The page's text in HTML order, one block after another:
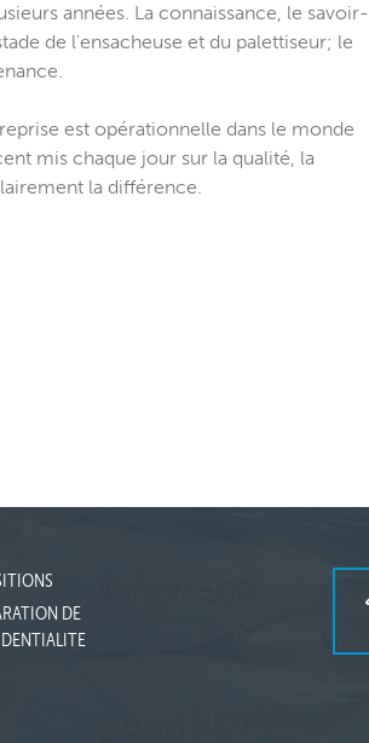
années. La connaissance, le savoir-
de l'ensacheuse et du palettiseur; le
est opérationnelle dans le monde
mis chaque jour sur la qualité, la
la différence.
DE